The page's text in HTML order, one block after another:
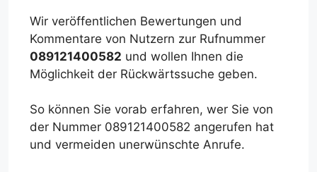
Wir veröffentlichen Bewertungen und
Kommentare von Nutzern zur Rufnummer
089121400582 und wollen Ihnen die
Möglichkeit der Rückwärtssuche geben.
So können Sie vorab erfahren, wer Sie von
der Nummer 089121400582 angerufen hat
und vermeiden unerwünschte Anrufe.